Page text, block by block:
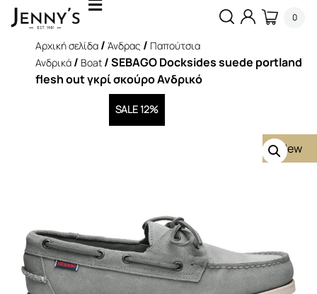
0
Αρχική σελίδα / Άνδρας / Παπούτσια
Ανδρικά / Boat / SEBAGO Docksides suede portland
flesh out γκρί σκούρο Ανδρικό
New
SALE 12%